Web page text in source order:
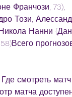
Франчози, 73),
Този,
Нанни
смотреть матч
матча